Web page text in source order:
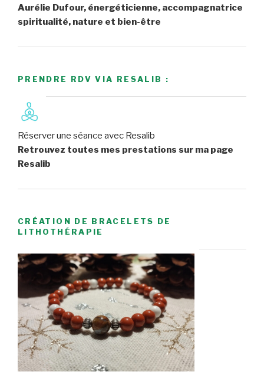
Aurélie Dufour, énergéticienne, accompagnatrice
spiritualité, nature et bien-être
PRENDRE RDV VIA RESALIB :
Réserver une séance avec Resalib
Retrouvez toutes mes prestations sur ma page
Resalib
CRÉATION DE BRACELETS DE
LITHOTHÉRAPIE